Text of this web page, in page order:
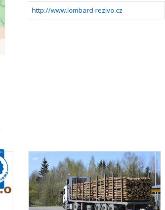
http://www.lombard-rezivo.cz